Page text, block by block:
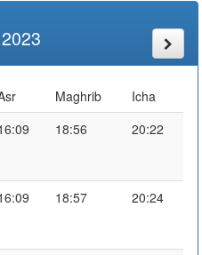
Maghrib
Icha
18:56 20:22
18:57 20:24